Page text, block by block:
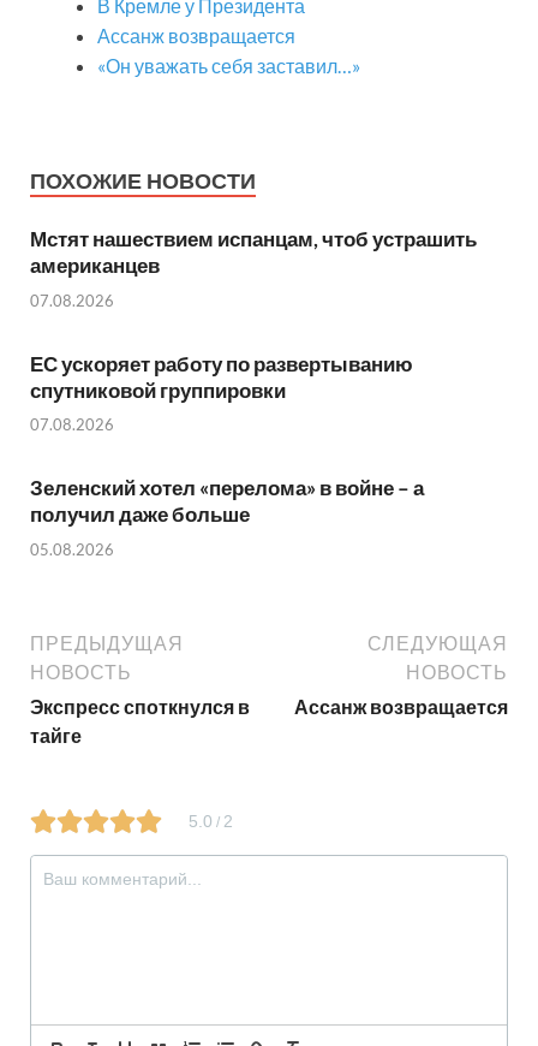
В Кремле у Президента
Ассанж возвращается
«Он уважать себя заставил…»
ПОХОЖИЕ НОВОСТИ
Мстят нашествием испанцам, чтоб устрашить
американцев
07.08.2026
ЕС ускоряет работу по развертыванию
спутниковой группировки
07.08.2026
Зеленский хотел «перелома» в войне – а
получил даже больше
05.08.2026
ПРЕДЫДУЩАЯ
НОВОСТЬ
Экспресс споткнулся в
тайге
СЛЕДУЮЩАЯ
НОВОСТЬ
Ассанж возвращается
5.0 / 2